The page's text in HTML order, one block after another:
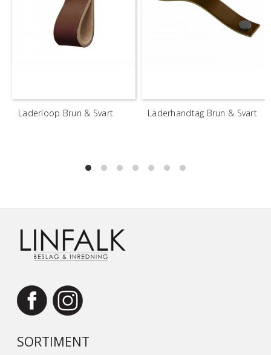
Läderloop Brun & Svart Läderhandtag Brun & Svart
SORTIMENT